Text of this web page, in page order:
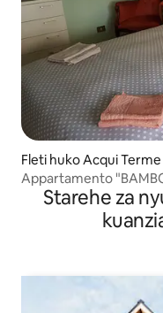
Fleti huko Acqui Terme
Appartamento
Starehe za